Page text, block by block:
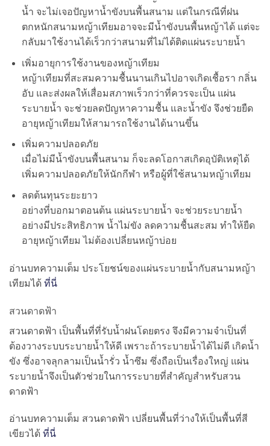
น้ำ จะไม่เจอปัญหาน้ำขังบนพื้นสนาม แต่ในกรณีที่ฝน
ตกหนักสนามหญ้าเทียมอาจจะมีน้ำขังบนพื้นหญ้าได้ แต่จะ
กลับมาใช้งานได้เร็วกว่าสนามที่ไม่ได้ติดแผ่นระบายน้ำ
เพิ่มอายุการใช้งานของหญ้าเทียม
หญ้าเทียมที่สะสมความชื้นนานเกินไปอาจเกิดเชื้อรา กลิ่น
อับ และส่งผลให้เสื่อมสภาพเร็วกว่าที่ควรจะเป็น แผ่น
ระบายน้ำ จะช่วยลดปัญหาความชื้น และน้ำขัง จึงช่วยยืด
อายุหญ้าเทียมให้สามารถใช้งานได้นานขึ้น
เพิ่มความปลอดภัย
เมื่อไม่มีน้ำขังบนพื้นสนาม ก็จะลดโอกาสเกิดอุบัติเหตุได้
เพิ่มความปลอดภัยให้นักกีฬา หรือผู้ที่ใช้สนามหญ้าเทียม
ลดต้นทุนระยะยาว
อย่างที่บอกมาตอนต้น แผ่นระบายน้ำ จะช่วยระบายน้ำ
อย่างมีประสิทธิภาพ น้ำไม่ขัง ลดความชื้นสะสม ทำให้ยืด
อายุหญ้าเทียม ไม่ต้องเปลี่ยนหญ้าบ่อย
อ่านบทความเต็ม ประโยชน์ของแผ่นระบายน้ำกับสนามหญ้า
เทียมได้ ที่นี่
สวนดาดฟ้า
สวนดาดฟ้า เป็นพื้นที่ที่รับน้ำฝนโดยตรง จึงมีความจำเป็นที่
ต้องวางระบบระบายน้ำให้ดี เพราะถ้าระบายน้ำได้ไม่ดี เกิดน้ำ
ขัง ซึ่งอาจลุกลามเป็นน้ำรั่ว น้ำซึม ซึ่งถือเป็นเรื่องใหญ่ แผ่น
ระบายน้ำจึงเป็นตัวช่วยในการระบายที่สำคัญสำหรับสวน
ดาดฟ้า
อ่านบทความเต็ม สวนดาดฟ้า เปลี่ยนพื้นที่ว่างให้เป็นพื้นที่สี
เขียวได้ ที่นี่